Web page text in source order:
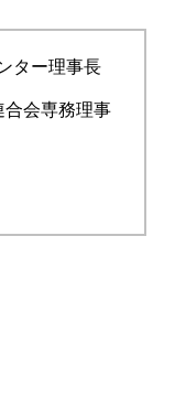
ター理事長
合会専務理事